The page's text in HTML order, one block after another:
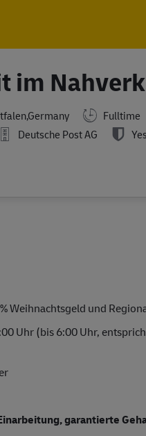
im
Fulltime
Deutsche Post AG Yes
Weihnachtsgeld und
Uhr (bis 6:00 Uhr,
garantierte